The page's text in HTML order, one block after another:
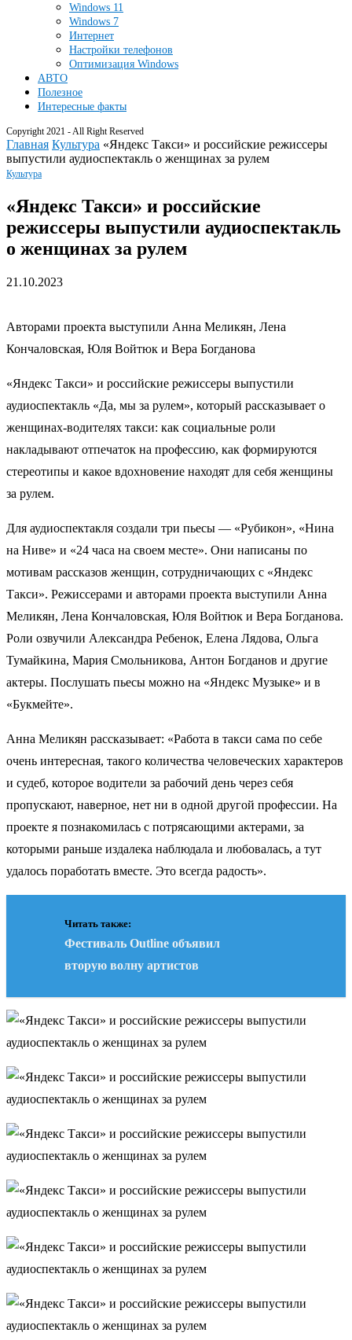
Windows 11
Windows 7
Интернет
Настройки телефонов
Оптимизация Windows
АВТО
Полезное
Интересные факты
Copyright 2021 - All Right Reserved
Главная Культура «Яндекс Такси» и российские режиссеры
выпустили аудиоспектакль о женщинах за рулем
Культура
«Яндекс Такси» и российские
режиссеры выпустили аудиоспектакль
о женщинах за рулем
21.10.2023
Авторами проекта выступили Анна Меликян, Лена
Кончаловская, Юля Войтюк и Вера Богданова
«Яндекс Такси» и российские режиссеры выпустили
аудиоспектакль «Да, мы за рулем», который рассказывает о
женщинах-водителях такси: как социальные роли
накладывают отпечаток на профессию, как формируются
стереотипы и какое вдохновение находят для себя женщины
за рулем.
Для аудиоспектакля создали три пьесы — «Рубикон», «Нина
на Ниве» и «24 часа на своем месте». Они написаны по
мотивам рассказов женщин, сотрудничающих с «Яндекс
Такси». Режиссерами и авторами проекта выступили Анна
Меликян, Лена Кончаловская, Юля Войтюк и Вера Богданова.
Роли озвучили Александра Ребенок, Елена Лядова, Ольга
Тумайкина, Мария Смольникова, Антон Богданов и другие
актеры. Послушать пьесы можно на «Яндекс Музыке» и в
«Букмейте».
Анна Меликян рассказывает: «Работа в такси сама по себе
очень интересная, такого количества человеческих характеров
и судеб, которое водители за рабочий день через себя
пропускают, наверное, нет ни в одной другой профессии. На
проекте я познакомилась с потрясающими актерами, за
которыми раньше издалека наблюдала и любовалась, а тут
удалось поработать вместе. Это всегда радость».
Читать также:
Фестиваль Outline объявил
вторую волну артистов